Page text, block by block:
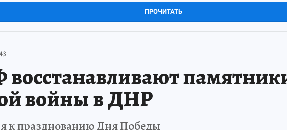
ПРОЧИТАТЬ
войны в ДНР
к празднованию Дня Победы